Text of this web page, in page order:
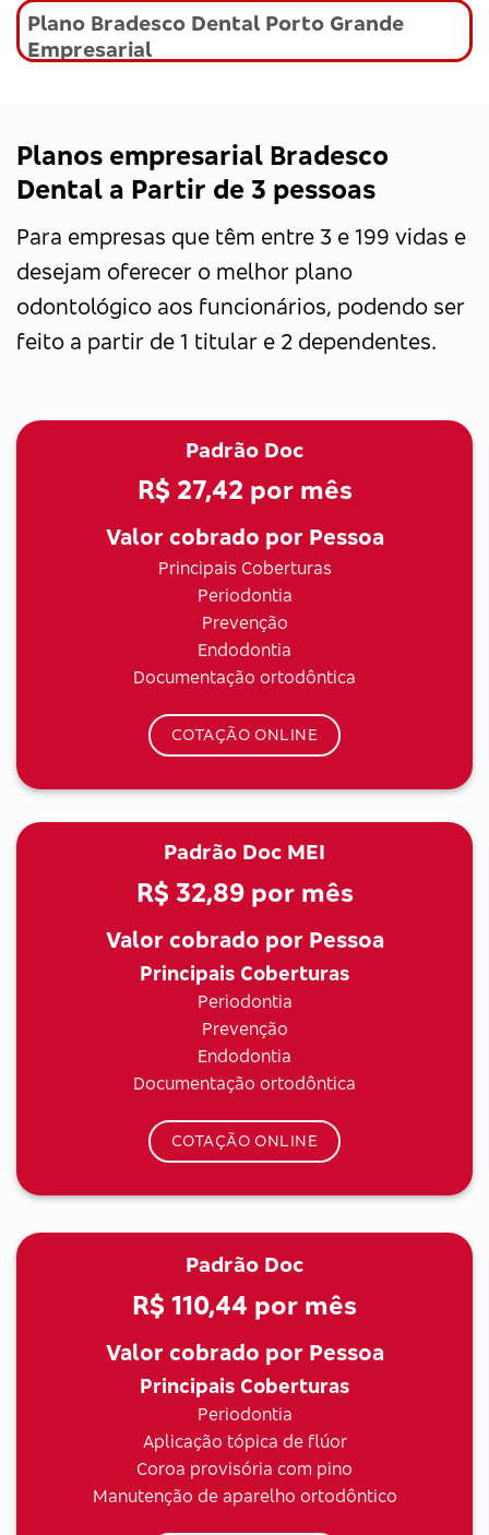
Plano Bradesco Dental Porto Grande
Empresarial
Planos empresarial Bradesco
Dental a Partir de 3 pessoas
Para empresas que têm entre 3 e 199 vidas e
desejam oferecer o melhor plano
odontológico aos funcionários, podendo ser
feito a partir de 1 titular e 2 dependentes.
Padrão Doc
R$ 27,42 por mês
Valor cobrado por Pessoa
Principais Coberturas
Periodontia
Prevenção
Endodontia
Documentação ortodôntica
COTAÇÃO ONLINE
Padrão Doc MEI
R$ 32,89por mês
Valor cobrado por Pessoa
Principais Coberturas
Periodontia
Prevenção
Endodontia
Documentação ortodôntica
COTAÇÃO ONLINE
Padrão Doc
R$ 110,44 por mês
Valor cobrado por Pessoa
Principais Coberturas
Periodontia
Aplicação tópica de flúor
Coroa provisória com pino
Manutenção de aparelho ortodôntico